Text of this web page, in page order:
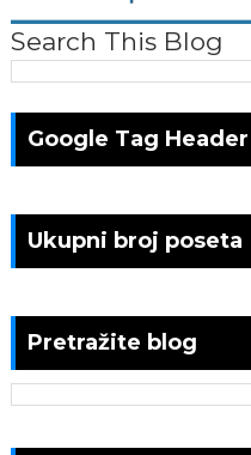
Search This Blog
Google Tag Header
Ukupni broj poseta
Pretražite blog